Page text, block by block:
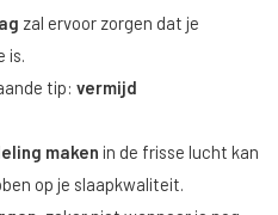
zal ervoor zorgen dat je
is.
tip: vermijd
maken in de frisse lucht kan
op je slaapkwaliteit.